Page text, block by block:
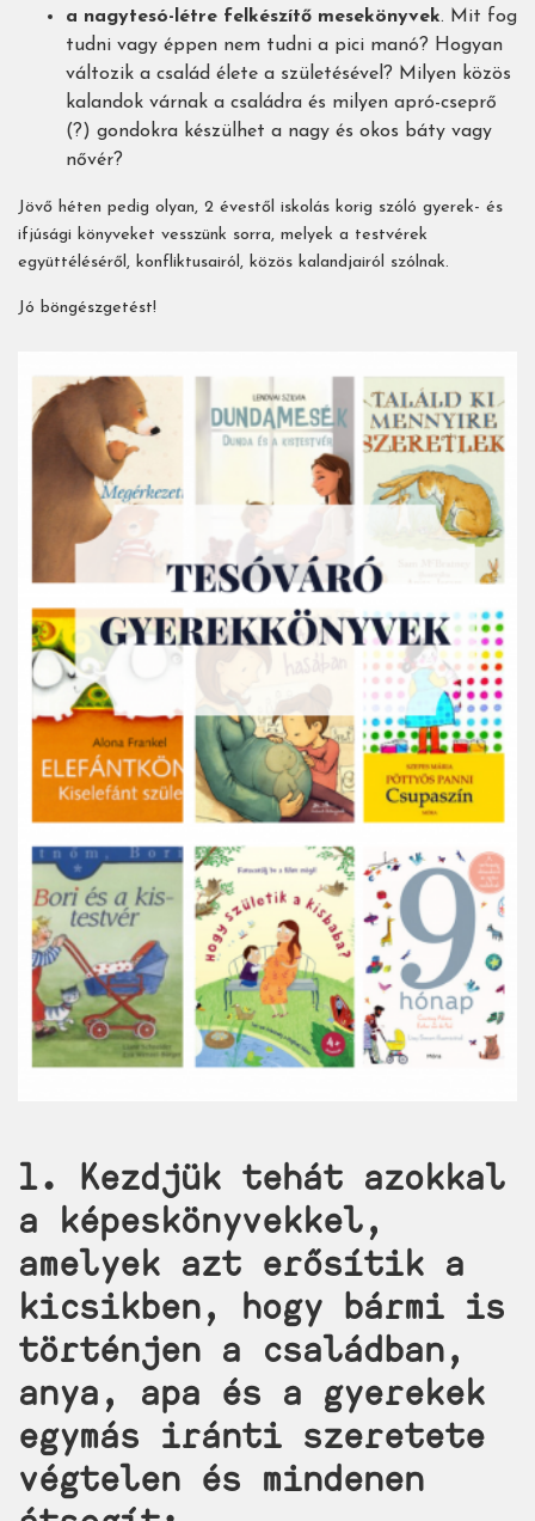
a nagytesó-létre felkészítő mesekönyvek. Mit fog
tudni vagy éppen nem tudni a pici manó? Hogyan
változik a család élete a születésével? Milyen közös
kalandok várnak a családra és milyen apró-cseprő
(?) gondokra készülhet a nagy és okos báty vagy
nővér?
Jövő héten pedig olyan, 2 évestől iskolás korig szóló gyerek- és
ifjúsági könyveket vesszünk sorra, melyek a testvérek
együttéléséről, konfliktusairól, közös kalandjairól szólnak.
Jó böngészgetést!
1. Kezdjük tehát azokkal
a képeskönyvekkel,
amelyek azt erősítik a
kicsikben, hogy bármi is
történjen a családban,
anya, apa és a gyerekek
egymás iránti szeretete
végtelen és mindenen